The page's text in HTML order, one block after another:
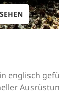
englisch